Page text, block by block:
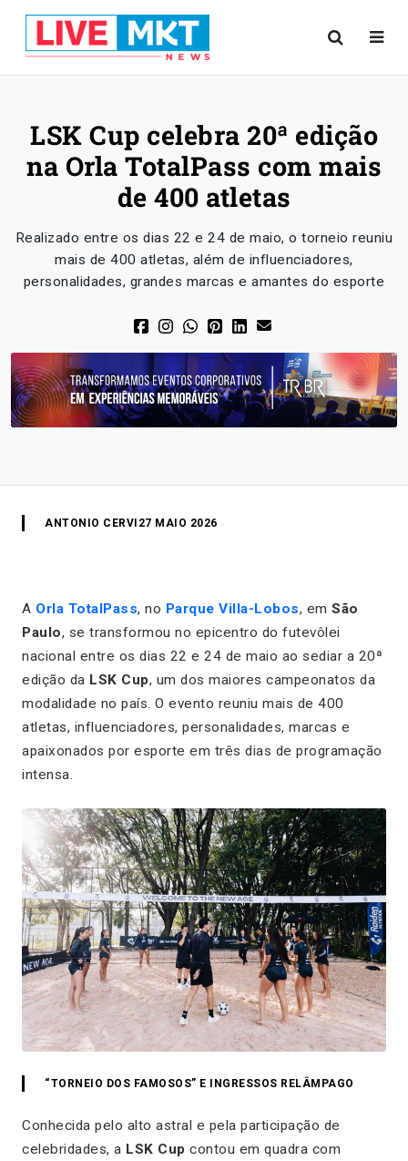
LSK Cup celebra 20ª edição
na Orla TotalPass com mais
de 400 atletas
Realizado entre os dias 22 e 24 de maio, o torneio reuniu
mais de 400 atletas, além de influenciadores,
personalidades, grandes marcas e amantes do esporte
ANTONIO CERVI 27 MAIO 2026
A Orla TotalPass, no Parque Villa-Lobos, em São
Paulo, se transformou no epicentro do futevôlei
nacional entre os dias 22 e 24 de maio ao sediar a 20ª
edição da LSK Cup, um dos maiores campeonatos da
modalidade no país. O evento reuniu mais de 400
atletas, influenciadores, personalidades, marcas e
apaixonados por esporte em três dias de programação
intensa.
“TORNEIO DOS FAMOSOS” E INGRESSOS RELÂMPAGO
Conhecida pelo alto astral e pela participação de
celebridades, a LSK Cup contou em quadra com